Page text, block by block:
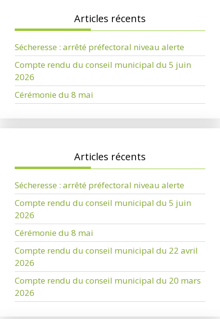
Articles récents
Sécheresse : arrêté préfectoral niveau alerte
Compte rendu du conseil municipal du 5 juin
2026
Cérémonie du 8 mai
Articles récents
Sécheresse : arrêté préfectoral niveau alerte
Compte rendu du conseil municipal du 5 juin
2026
Cérémonie du 8 mai
Compte rendu du conseil municipal du 22 avril
2026
Compte rendu du conseil municipal du 20 mars
2026